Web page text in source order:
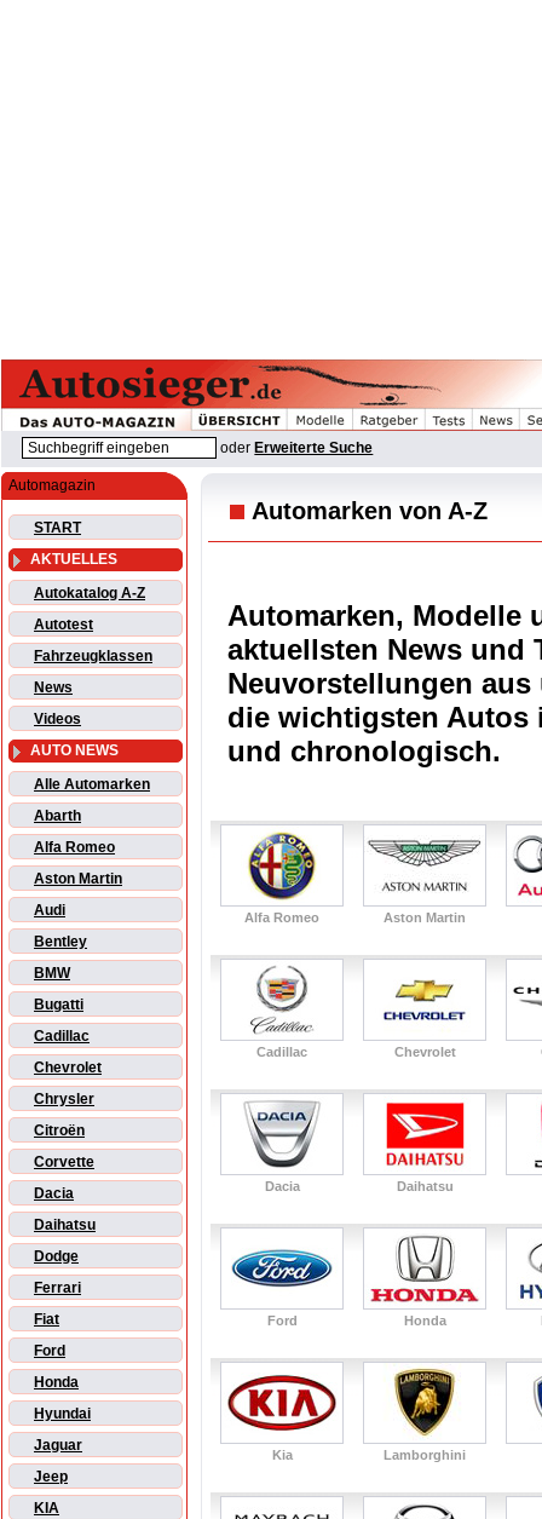
oder Erweiterte Suche
Automagazin
START
AKTUELLES
Autokatalog A-Z
Autotest
Fahrzeugklassen
News
Videos
AUTO NEWS
Alle Automarken
Abarth
Alfa Romeo
Aston Martin
Audi
Bentley
BMW
Bugatti
Cadillac
Chevrolet
Chrysler
Citroën
Corvette
Dacia
Daihatsu
Dodge
Ferrari
Fiat
Ford
Honda
Hyundai
Jaguar
Jeep
KIA
Automarken von A-Z
Automarken, Modelle
aktuellsten News und
Neuvorstellungen
die wichtigsten Autos
und chronologisch.
Alfa Romeo Aston Martin
Cadillac Chevrolet
Dacia Daihatsu
Ford Honda
Kia Lamborghini